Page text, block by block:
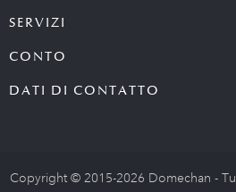
SERVIZI
CONTO
DATI DI CONTATTO
Copyright © 2015-2026 Domechan -